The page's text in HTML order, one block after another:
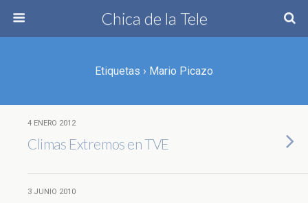
Chica de la Tele
Etiquetas › Mario Picazo
4 ENERO 2012
Climas Extremos en TVE
3 JUNIO 2010